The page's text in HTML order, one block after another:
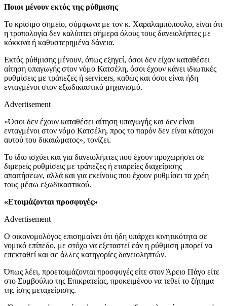
Ποιοι μένουν εκτός της ρύθμισης
Το κρίσιμο σημείο, σύμφωνα με τον κ. Χαραλαμπόπουλο, είναι ότι
η τροπολογία δεν καλύπτει σήμερα όλους τους δανειολήπτες με
κόκκινα ή καθυστερημένα δάνεια.
Εκτός ρύθμισης μένουν, όπως εξηγεί, όσοι δεν είχαν καταθέσει
αίτηση υπαγωγής στον νόμο Κατσέλη, όσοι έχουν κάνει ιδιωτικές
ρυθμίσεις με τράπεζες ή servicers, καθώς και όσοι είναι ήδη
ενταγμένοι στον εξωδικαστικό μηχανισμό.
Advertisement
«Όσοι δεν έχουν καταθέσει αίτηση υπαγωγής και δεν είναι
ενταγμένοι στον νόμο Κατσέλη, προς το παρόν δεν είναι κάτοχοι
αυτού του δικαιώματος», τονίζει.
Το ίδιο ισχύει και για δανειολήπτες που έχουν προχωρήσει σε
διμερείς ρυθμίσεις με τράπεζες ή εταιρείες διαχείρισης
απαιτήσεων, αλλά και για εκείνους που έχουν ρυθμίσει τα χρέη
τους μέσω εξωδικαστικού.
«Ετοιμάζονται προσφυγές»
Advertisement
Ο οικονομολόγος επισημαίνει ότι ήδη υπάρχει κινητικότητα σε
νομικό επίπεδο, με στόχο να εξεταστεί εάν η ρύθμιση μπορεί να
επεκταθεί και σε άλλες κατηγορίες δανειοληπτών.
Όπως λέει, προετοιμάζονται προσφυγές είτε στον Άρειο Πάγο είτε
στο Συμβούλιο της Επικρατείας, προκειμένου να τεθεί το ζήτημα
της ίσης μεταχείρισης.